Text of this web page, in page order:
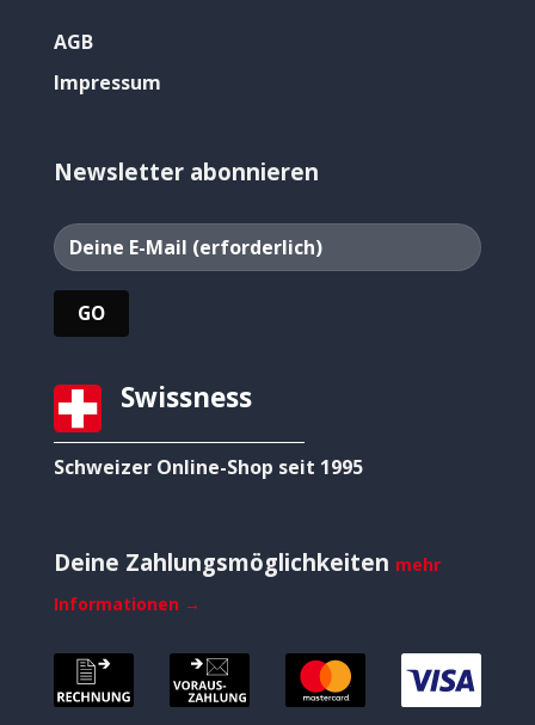
AGB
Impressum
Newsletter abonnieren
Swissness
Schweizer Online-Shop seit 1995
Deine Zahlungsmöglichkeiten mehr
Informationen →